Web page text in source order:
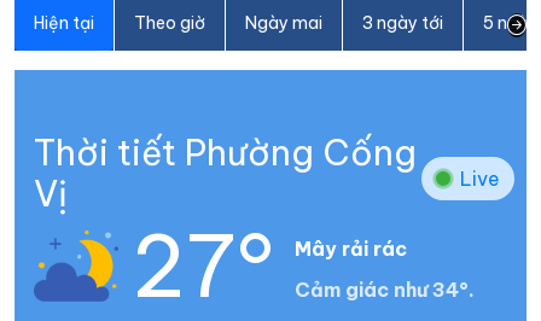
Hiện tại Theo giờ Ngày mai 3 ngày tới 5
Thời tiết Phường Cống
Vị
Live
27°
Mây rải rác
Cảm giác như 34°.